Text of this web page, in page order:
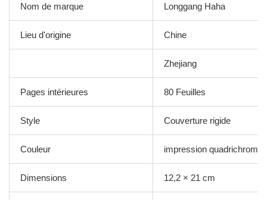
Nom de marque Longgang Haha
Lieu d'origine Chine
Zhejiang
Pages intérieures 80 Feuilles
Style Couverture rigide
Couleur impression quadrichromie
Dimensions 12,2 × 21 cm